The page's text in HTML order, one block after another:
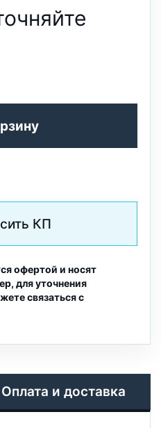
КП
офертой и носят
для уточнения
связаться с
Оплата и доставка